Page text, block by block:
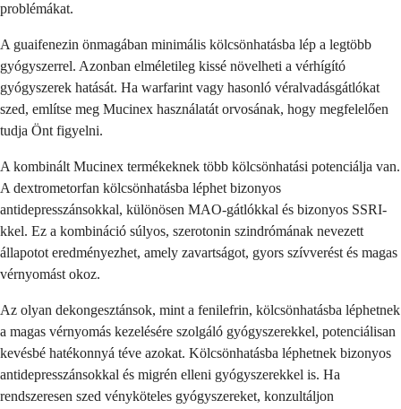
problémákat.
A guaifenezin önmagában minimális kölcsönhatásba lép a legtöbb
gyógyszerrel. Azonban elméletileg kissé növelheti a vérhígító
gyógyszerek hatását. Ha warfarint vagy hasonló véralvadásgátlókat
szed, említse meg Mucinex használatát orvosának, hogy megfelelően
tudja Önt figyelni.
A kombinált Mucinex termékeknek több kölcsönhatási potenciálja van.
A dextrometorfan kölcsönhatásba léphet bizonyos
antidepresszánsokkal, különösen MAO-gátlókkal és bizonyos SSRI-
kkel. Ez a kombináció súlyos, szerotonin szindrómának nevezett
állapotot eredményezhet, amely zavartságot, gyors szívverést és magas
vérnyomást okoz.
Az olyan dekongesztánsok, mint a fenilefrin, kölcsönhatásba léphetnek
a magas vérnyomás kezelésére szolgáló gyógyszerekkel, potenciálisan
kevésbé hatékonnyá téve azokat. Kölcsönhatásba léphetnek bizonyos
antidepresszánsokkal és migrén elleni gyógyszerekkel is. Ha
rendszeresen szed vényköteles gyógyszereket, konzultáljon